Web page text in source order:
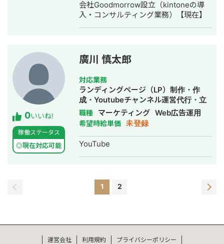
会社Goodmorrow設立（kintoneの導
入・コンサルティング業務）【現在】
0いいね!
稼働ステータス
◎現在対応可能
廣川 慎太郎
対応業務
ランディングページ（LP）制作・作
成・Youtubeチャンネル運営代行・立
ち上げ・SEO対策・新規事業立上・
SNS運用代行・バナー制作・デザイ
ン・リスティング広告運用代行・動画
制作・動画編集・AI活用
職種 マーケティング Web広告運用
希望時給単価 未登録
YouTube
1 2
運営会社 利用規約 プライバシーポリシー